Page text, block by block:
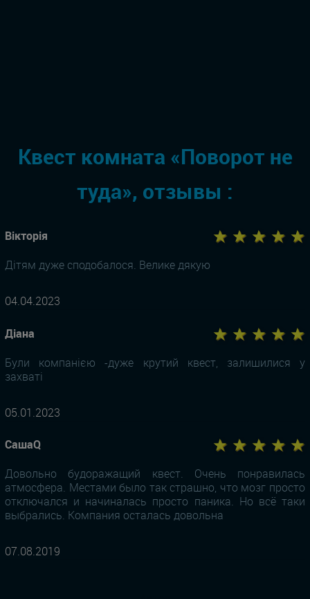
Квест комната «Поворот не
туда», отзывы :
Вікторія ★ ★ ★ ★ ★
Дітям дуже сподобалося. Велике дякую
04.04.2023
Діана ★ ★ ★ ★ ★
Були компанією -дуже крутий квест, залишилися у
захваті
05.01.2023
СашаQ ★ ★ ★ ★ ★
Довольно будоражащий квест. Очень понравилась
атмосфера. Местами было так страшно, что мозг просто
отключался и начиналась просто паника. Но всё таки
выбрались. Компания осталась довольна
07.08.2019